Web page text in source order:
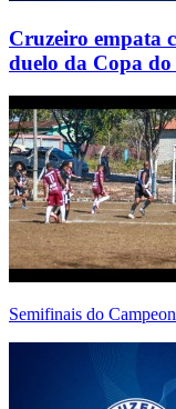
Cruzeiro empata
duelo da Copa
Semifinais do